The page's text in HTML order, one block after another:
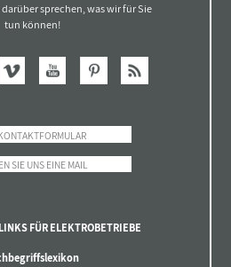
darüber sprechen, was wir für Sie
tun können!
SIE UNS EINE MAIL
FÜR ELEKTROBETRIEBE